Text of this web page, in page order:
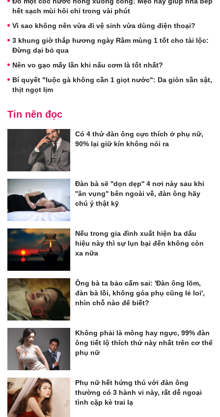
hết sạch mùi hôi chỉ trong vài phút
Vì sao không nên vừa đi vệ sinh vừa dùng điện thoại?
3 khung giờ thắp hương ngày Rằm mùng 1 tốt cho tài lộc:
Đừng dại bỏ qua
Nên vo gạo mấy lần khi nấu cơm là tốt nhất?
Bí quyết "luộc gà không cần 1 giọt nước": Da giòn sần sật,
thịt ngọt lịm
Tin nên đọc
Có 4 thứ đàn ông cực thích ở phụ nữ,
90% lại giữ kín không nói ra
Đàn bà sẽ ''dọn dẹp'' 4 nơi này sau khi
''ăn vụng'' bên ngoài về, đàn ông hãy
chú ý thật kỹ
Nếu trong gia đình xuất hiện ba dấu
hiệu này thì sự lụn bại đến không còn
xa nữa
Ông bà ta bảo cấm sai: 'Đàn ông lõm,
đàn bà lồi, không góa phụ cũng lẻ loi',
nhìn chỗ nào để biết?
Không phải là mông hay ngực, 99% đàn
ông tiết lộ thích thứ này nhất trên cơ thể
phụ nữ
Phụ nữ hết hứng thú với đàn ông
thường có 3 hành vi này, rất dễ ngoại
tình cặp kè trai lạ